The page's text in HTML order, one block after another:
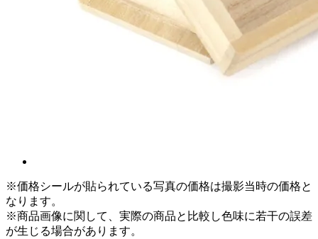
※価格シールが貼られている写真の価格は撮影当時の価格と
なります。
※商品画像に関して、実際の商品と比較し色味に若干の誤差
が生じる場合があります。